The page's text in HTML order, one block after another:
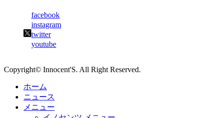
facebook
instagram
twitter
youtube
Copyright© Innocent'S. All Right Reserved.
ホーム
ニュース
メニュー